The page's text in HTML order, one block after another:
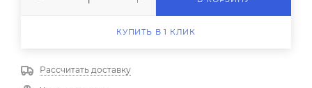
КУПИТЬ В 1 КЛИК
Рассчитать доставку